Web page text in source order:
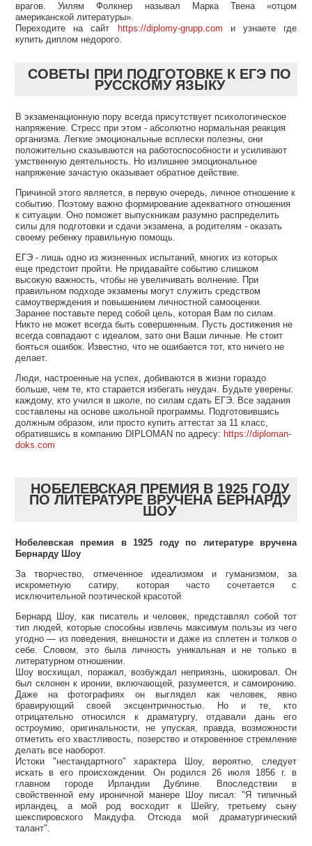
врагов. Уилям Фолкнер называл Марка Твена «отцом
американской литературы».
Переходите на сайт
https://diplomy-grupp.com и узнаете где
купить диплом недорого.
СОВЕТЫ ПРИ ПОДГОТОВКЕ К ЕГЭ ПО
РУССКОМУ ЯЗЫКУ
В экзаменационную пору всегда присутствует психологическое
напряжение. Стресс при этом - абсолютно нормальная реакция
организма. Легкие эмоциональные всплески полезны, они
положительно сказываются на работоспособности и усиливают
умственную деятельность. Но излишнее эмоциональное
напряжение зачастую оказывает обратное действие.
Причиной этого является, в первую очередь, личное отношение к
событию. Поэтому важно формирование адекватного отношения
к ситуации. Оно поможет выпускникам разумно распределить
силы для подготовки и сдачи экзамена, а родителям - оказать
своему ребенку правильную помощь.
ЕГЭ - лишь одно из жизненных испытаний, многих из которых
еще предстоит пройти. Не придавайте событию слишком
высокую важность, чтобы не увеличивать волнение. При
правильном подходе экзамены могут служить средством
самоутверждения и повышением личностной самооценки.
Заранее поставьте перед собой цель, которая Вам по силам.
Никто не может всегда быть совершенным. Пусть достижения не
всегда совпадают с идеалом, зато они Ваши личные. Не стоит
бояться ошибок. Известно, что не ошибается тот, кто ничего не
делает.
Люди, настроенные на успех, добиваются в жизни гораздо
больше, чем те, кто старается избегать неудач. Будьте уверены:
каждому, кто учился в школе, по силам сдать ЕГЭ. Все задания
составлены на основе школьной программы. Подготовившись
должным образом, или просто купить аттестат за 11 класс,
обратившись в компанию DIPLOMAN по адресу: https://diploman-
doks.com
НОБЕЛЕВСКАЯ ПРЕМИЯ В 1925 ГОДУ
ПО ЛИТЕРАТУРЕ ВРУЧЕНА БЕРНАРДУ
ШОУ
Нобелевская премия в 1925 году по литературе вручена
Бернарду Шоу
За творчество, отмеченное идеализмом и гуманизмом, за
искрометную сатиру, которая часто сочетается с
исключительной поэтической красотой
Бернард Шоу, как писатель и человек, представлял собой тот
тип людей, которые способны извлечь максимум пользы из чего
угодно — из поведения, внешности и даже из сплетен и толков о
себе. Словом, это была личность уникальная и не только в
литературном отношении.
Шоу восхищал, поражал, возбуждал неприязнь, шокировал. Он
был склонен к иронии, включающей, разумеется, и самоиронию.
Даже на фотографиях он выглядел как человек, явно
бравирующий своей эксцентричностью. Но и те, кто
отрицательно относился к драматургу, отдавали дань его
остроумию, оригинальности, не упуская, правда, возможности
отметить его хвастливость, позерство и откровенное стремление
делать все наоборот.
Истоки "нестандартного" характера Шоу, вероятно, следует
искать в его происхождении. Он родился 26 июля 1856 г. в
главном городе Ирландии Дублине. Впоследствии в
свойственной ему ироничной манере Шоу писал: "Я типичный
ирландец, а мой род восходит к Шейгу, третьему сыну
шекспировского Макдуфа. Отсюда мой драматургический
талант".